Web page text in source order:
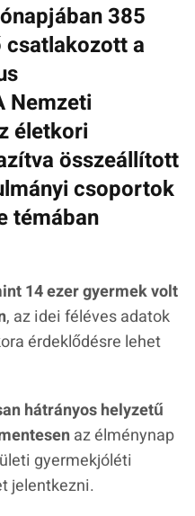
385
a
Nemzeti
életkori
összeállított
csoportok
témában
14 ezer gyermek volt
, az idei féléves adatok
érdeklődésre lehet
hátrányos helyzetű
az élménynap
gyermekjóléti
jelentkezni.